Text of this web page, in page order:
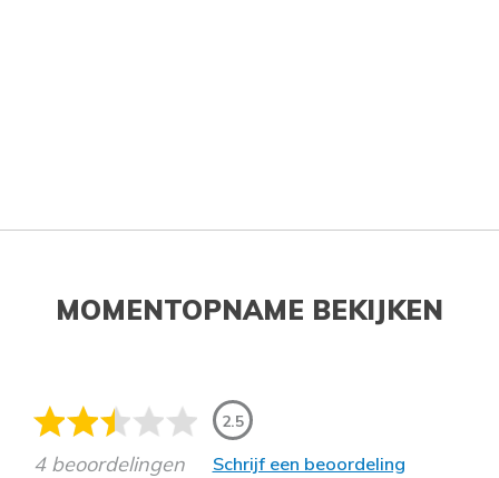
MOMENTOPNAME BEKIJKEN
2.5
4 beoordelingen Schrijf een beoordeling